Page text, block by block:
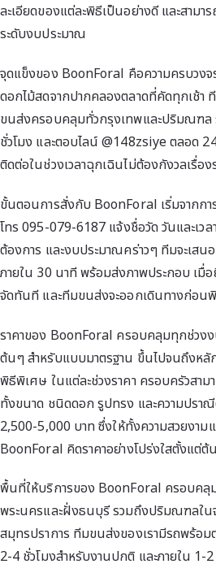
ละเอียดของแต่ละพิธีเป็นอย่างดี และสาม
ระดับงบประมาณ
จุดแข็งของ BoonForal คือความครบวงจร
ดอกไม้สดจากปากคลองตลาดที่คัดทุกเช้
ขนส่งครอบคลุมทั่วกรุงเทพและปริมณฑล
ชั่วโมง และตอบไลน์ @148zsiye ตลอด
ติดต่อในช่วงเวลาฉุกเฉินไม่ต้องกังวลเรื่องร
ขั้นตอนการสั่งกับ BoonForal เริ่มจากก
โทร 095-079-6187 แจ้งชื่อวัด วันและเว
ต้องการ และงบประมาณคร่าวๆ ทีมจะเส
ภายใน 30 นาที พร้อมส่งภาพประกอบ เมื่
จัดทันที และทีมขนส่งจะออกเดินทางก่อน
ราคาของ BoonForal ครอบคลุมทุกช่วง
ต้นๆ สำหรับแบบมาตรฐาน ขึ้นไปจนถึงห
พิธีพิเศษ ในแต่ละช่วงราคา ครอบครัวสาม
ทั้งขนาด ชนิดดอก รูปทรง และความปรา
2,500-5,000 บาท ซึ่งให้ทั้งความสวยงาม
BoonForal คิดราคาอย่างโปร่งใสตั้งแต่ต้
พื้นที่ให้บริการของ BoonForal ครอบค
พระนครและฝั่งธนบุรี รวมถึงปริมณฑลใ
สมุทรปราการ ทีมขนส่งของเรามีรถพร้อม
2-4 ชั่วโมงสำหรับงานปกติ และภายใน 1-